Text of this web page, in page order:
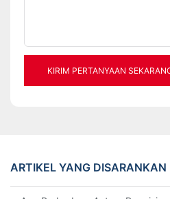
KIRIM PERTANYAAN
ARTIKEL YANG DISARANKAN